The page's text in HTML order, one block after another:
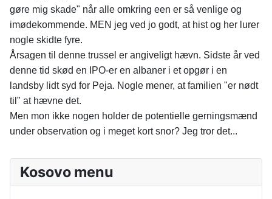
Kosovo menu
gøre mig skade" når alle omkring een er så venlige og
imødekommende. MEN jeg ved jo godt, at hist og her lurer
nogle skidte fyre.
Årsagen til denne trussel er angiveligt hævn. Sidste år ved
denne tid skød en IPO-er en albaner i et opgør i en
landsby lidt syd for Peja. Nogle mener, at familien "er nødt
til" at hævne det.
Men mon ikke nogen holder de potentielle gerningsmænd
under observation og i meget kort snor? Jeg tror det...